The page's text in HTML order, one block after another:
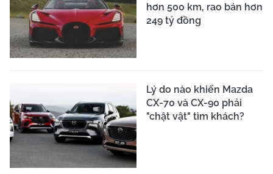
hơn 500 km, rao bán hơn
249 tỷ đồng
Lý do nào khiến Mazda
CX-70 và CX-90 phải
"chật vật" tìm khách?